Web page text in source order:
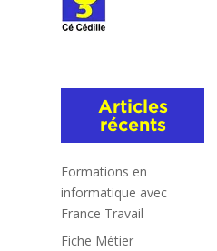
Articles
récents
Formations en
informatique avec
France Travail
Fiche Métier